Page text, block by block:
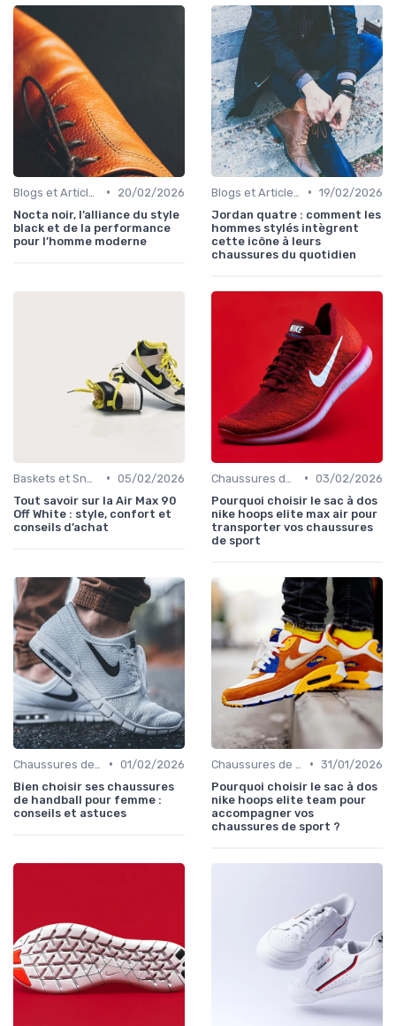
•
20/02/2026
Nocta noir, l’alliance du style
black et de la performance
pour l’homme moderne
• 19/02/2026
Jordan quatre : comment les
hommes stylés intègrent
cette icône à leurs
chaussures du quotidien
• 05/02/2026
Tout savoir sur la Air Max 90
Off White : style, confort et
conseils d’achat
• 03/02/2026
Pourquoi choisir le sac à dos
nike hoops elite max air pour
transporter vos chaussures
de sport
• 01/02/2026
Bien choisir ses chaussures
de handball pour femme :
conseils et astuces
• 31/01/2026
Pourquoi choisir le sac à dos
nike hoops elite team pour
accompagner vos
chaussures de sport ?